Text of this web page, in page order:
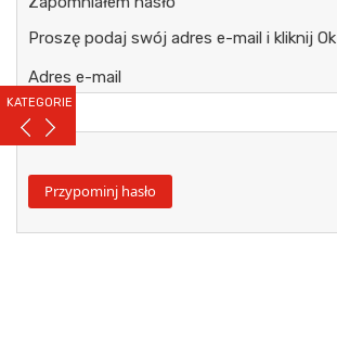
KATEGORIE
Proszę podaj swój adres e-mail i kliknij Ok
Adres e-mail